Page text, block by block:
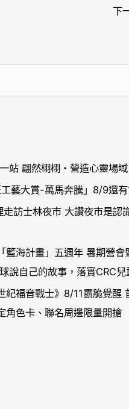
下
站 翩然栩栩・營造心靈場域
工藝大賞-萬馬奔騰」8/9還
訪士林夜市 大讚夜市是認
籃海計畫」五週年 暑期營會
說自己的故事，落實CRC兒
紀福音戰士》8/11霸脆覺醒
角色卡、聯名周邊限量開搶